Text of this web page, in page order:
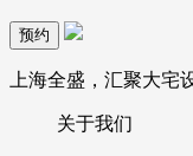
预约
上海全盛，汇聚大宅
关于我们